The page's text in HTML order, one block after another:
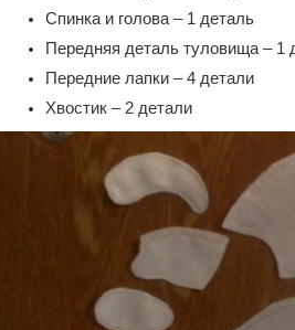
Спинка и голова – 1 деталь
Передняя деталь туловища – 1
Передние лапки – 4 детали
Хвостик – 2 детали